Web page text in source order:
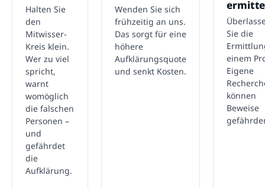
Halten Sie
den
Mitwisser-
Kreis klein.
Wer zu viel
spricht,
warnt
womöglich
die falschen
Personen –
und
gefährdet
die
Aufklärung.
Wenden Sie sich
frühzeitig an uns.
Das sorgt für eine
höhere
Aufklärungsquote
und senkt Kosten.
Sie die
einem
Eigene
können
Beweise